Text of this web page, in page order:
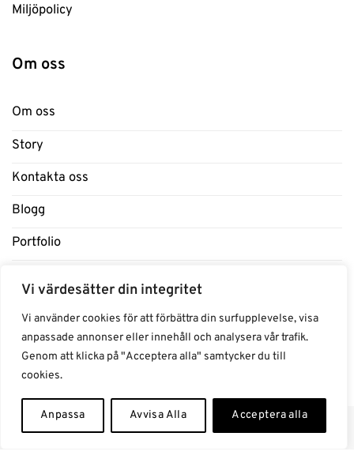
Vi värdesätter din integritet
Vi använder cookies för att förbättra din surfupplevelse, visa
anpassade annonser eller innehåll och analysera vår trafik.
Genom att klicka på "Acceptera alla" samtycker du till
cookies.
Anpassa Avvisa Alla Acceptera alla
Miljöpolicy
Om oss
Om oss
Story
Kontakta oss
Blogg
Portfolio
Samarbeten Influencers